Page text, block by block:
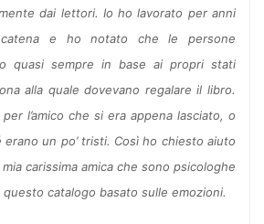
dai lettori. Io ho lavorato per anni
e ho notato che le persone
quasi sempre in base ai propri stati
alla quale dovevano regalare il libro.
l’amico che si era appena lasciato, o
un po’ tristi. Così ho chiesto aiuto
carissima amica che sono psicologhe
catalogo basato sulle emozioni.